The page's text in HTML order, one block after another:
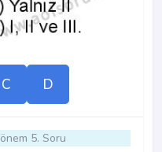
C D
5. Soru